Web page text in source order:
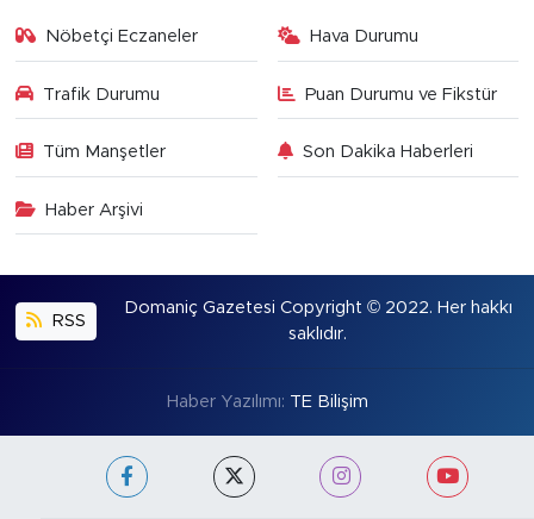
Nöbetçi Eczaneler Hava Durumu
Trafik Durumu Puan Durumu ve Fikstür
Tüm Manşetler Son Dakika Haberleri
Haber Arşivi
RSS
Domaniç Gazetesi Copyright © 2022. Her hakkı
saklıdır.
Haber Yazılımı: TE Bilişim